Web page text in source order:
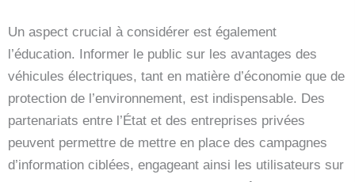
Un aspect crucial à considérer est également
l’éducation. Informer le public sur les avantages des
véhicules électriques, tant en matière d’économie que de
protection de l’environnement, est indispensable. Des
partenariats entre l’État et des entreprises privées
peuvent permettre de mettre en place des campagnes
d’information ciblées, engageant ainsi les utilisateurs sur